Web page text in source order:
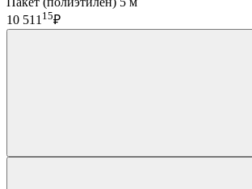
10 51115₽